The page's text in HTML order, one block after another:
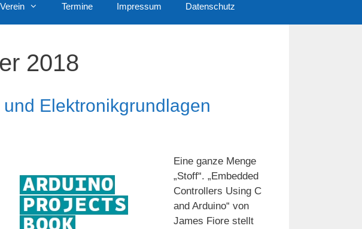
Verein Termine Impressum Datenschutz
2018
Elektronikgrundlagen
Eine ganze Menge
„Stoff“. „Embedded
Controllers Using C
and Arduino“ von
James Fiore stellt